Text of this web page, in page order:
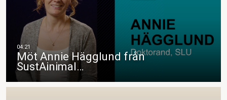
Möt Annie Hägglund från
SustAinimal…